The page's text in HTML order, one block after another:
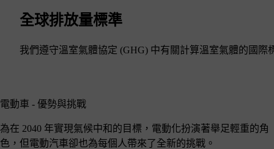
全球排放量標準
我們遵守溫室氣體協定 (GHG) 中有關計算溫室氣體的國
電動車 - 優勢與挑戰
為在 2040 年實現氣候中和的目標，電動化扮演著舉足輕重的角
色，但電動汽車卻也為每個人帶來了全新的挑戰。